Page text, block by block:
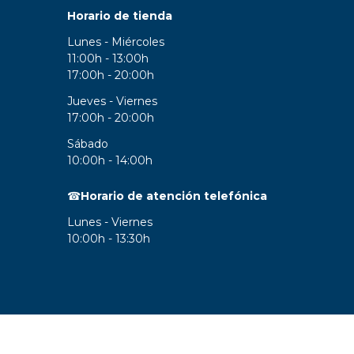
Horario de tienda
Lunes - Miércoles
11:00h - 13:00h
17:00h - 20:00h
Jueves - Viernes
17:00h - 20:00h
Sábado
10:00h - 14:00h
☎Horario de atención telefónica
Lunes - Viernes
10:00h - 13:30h
Garantía Zaraphone